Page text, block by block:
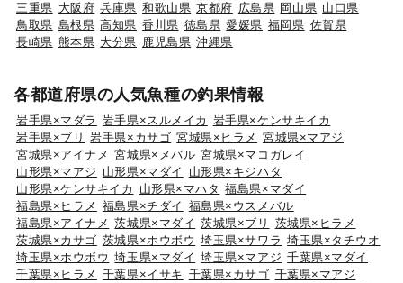
三重県 大阪府 兵庫県 和歌山県 京都府 広島県 岡山県 山口県
鳥取県 島根県 高知県 香川県 徳島県 愛媛県 福岡県 佐賀県
長崎県 熊本県 大分県 鹿児島県 沖縄県
各都道府県の人気魚種の釣果情報
岩手県×マダラ 岩手県×スルメイカ 岩手県×ケンサキイカ
岩手県×ブリ
岩手県×カサゴ 宮城県×ヒラメ
宮城県×マアジ
宮城県×アイナメ 宮城県×メバル 宮城県×マコガレイ
山形県×マアジ 山形県×マダイ
山形県×キジハタ
山形県×ケンサキイカ
山形県×マハタ 福島県×マダイ
福島県×ヒラメ 福島県×チダイ 福島県×ウスメバル
福島県×アイナメ 茨城県×マダイ 茨城県×ブリ
茨城県×ヒラメ
茨城県×カサゴ 茨城県×ホウボウ 埼玉県×サワラ 埼玉県×タチウオ
埼玉県×ホウボウ 埼玉県×マダイ 埼玉県×マアジ 千葉県×マダイ
千葉県×ヒラメ 千葉県×イサキ 千葉県×カサゴ 千葉県×マアジ